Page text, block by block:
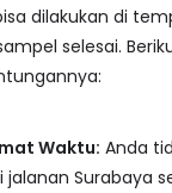
dilakukan di
selesai.
Waktu: Anda
Surabaya